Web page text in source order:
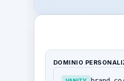
DOMINIO